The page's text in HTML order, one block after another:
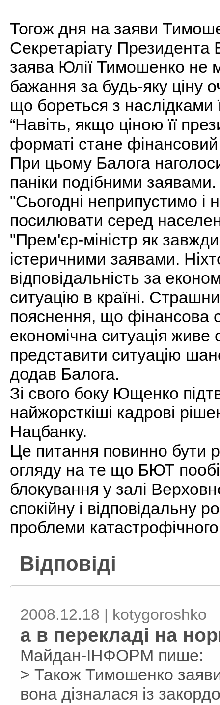
Тогож дня на заяви
Секретаріату Президента
заява Юлії Тимошенко не
бажання за будь-яку ціну
що бореться з наслідками
“Навіть, якщо ціною її
форматі стане
При цьому Балога
паніки подібними заявами.
"Сьогодні неприпустимо і
посилювати серед
"Прем'єр-міністр як завжди
істеричними заявами.
відповідальність за
ситуацію в країні.
пояснення, що фінансова
економічна ситуація
представити ситуацію
додав Балога.
Зі свого боку Ющенко
найжорсткіші кадрові
Нацбанку.
Це питання повинно бути
огляду на те що БЮТ
блокування у залі
спокійну і відповідальну
проблеми
Відповіді
2008.12.18 | kotygoroshko
а в перекладі на
Майдан-ІНФОРМ пише:
> Також Тимошенко
вона дізналася із